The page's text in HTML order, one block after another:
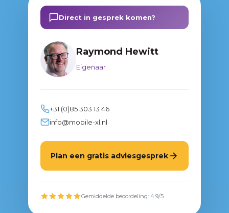
Direct in gesprek komen?
Raymond Hewitt
Eigenaar
+31 (0)85 303 13 46
info@mobile-xl.nl
Plan een gratis adviesgesprek
Gemiddelde beoordeling: 4.9/5